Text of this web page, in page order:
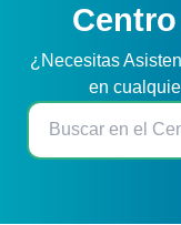
¿Necesitas
en